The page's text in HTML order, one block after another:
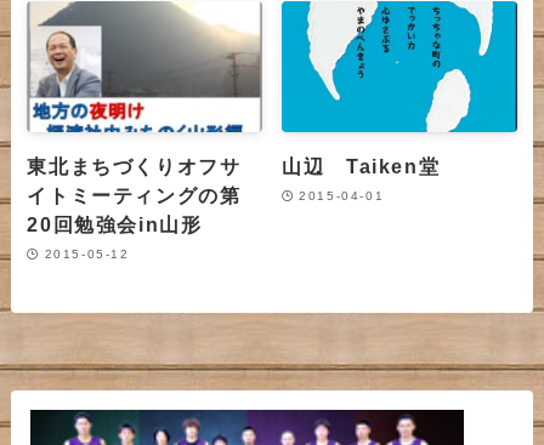
東北まちづくりオフサ
イトミーティングの第
20回勉強会in山形
2015-05-12
山辺 Taiken堂
2015-04-01